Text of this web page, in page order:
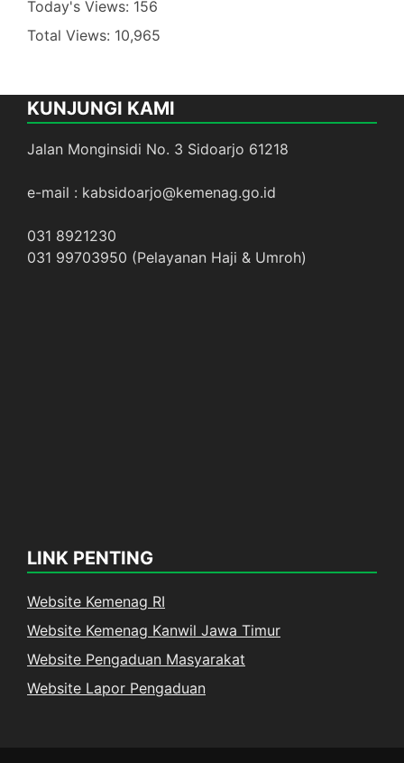
Today's Views: 156
Total Views: 10,965
KUNJUNGI KAMI
Jalan Monginsidi No. 3 Sidoarjo 61218
e-mail : kabsidoarjo@kemenag.go.id
031 8921230
031 99703950 (Pelayanan Haji & Umroh)
LINK PENTING
Website Kemenag RI
Website Kemenag Kanwil Jawa Timur
Website Pengaduan Masyarakat
Website Lapor Pengaduan